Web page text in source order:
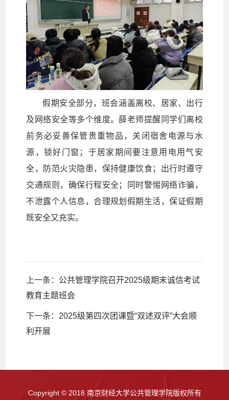
假期安全部分，班会涵盖离校、居家、出行
及网络安全等多个维度。薛老师提醒同学们离校
前务必妥善保管贵重物品，关闭宿舍电源与水
源，锁好门窗；于居家期间要注意用电用气安
全，防范火灾隐患，保持健康饮食；出行时遵守
交通规则，确保行程安全；同时警惕网络诈骗，
不泄露个人信息，合理规划假期生活，保证假期
既安全又充实。
上一条： 公共管理学院召开2025级期末诚信考试
教育主题班会
下一条： 2025级第四次团课暨“双述双评”大会顺
利开展
Copyright © 2018 南京财经大学公共管理学院版权所有